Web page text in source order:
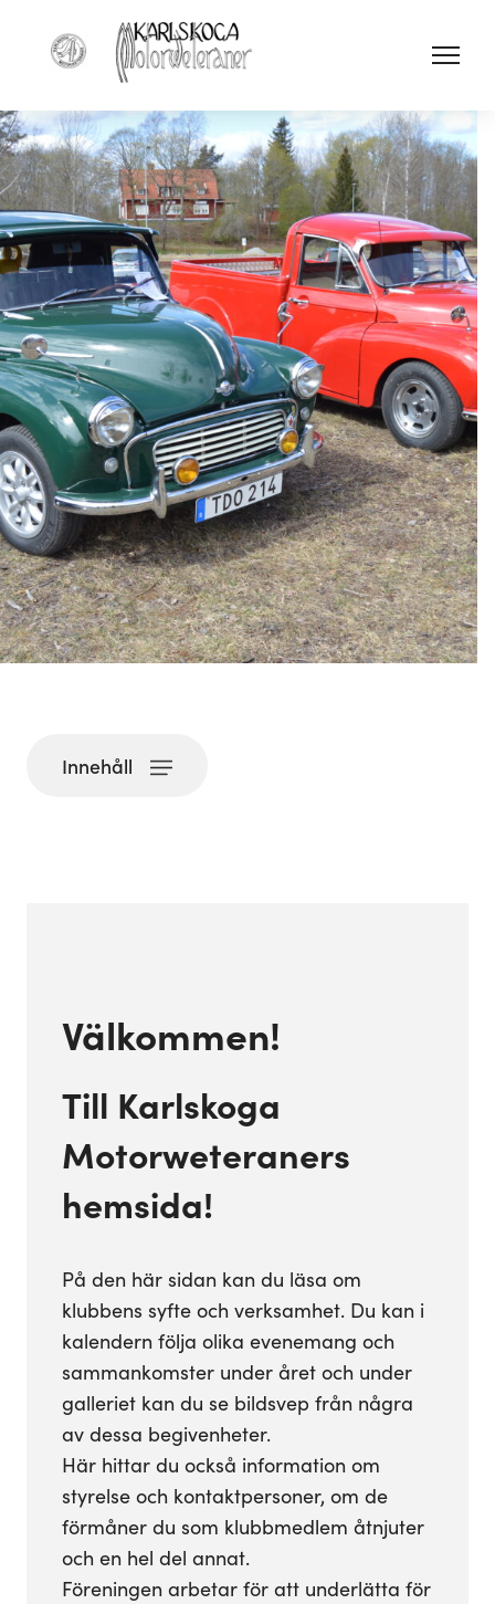
Innehåll
Välkommen!
Till Karlskoga
Motorweteraners
hemsida!
På den här sidan kan du läsa om
klubbens syfte och verksamhet. Du kan i
kalendern följa olika evenemang och
sammankomster under året och under
galleriet kan du se bildsvep från några
av dessa begivenheter.
Här hittar du också information om
styrelse och kontaktpersoner, om de
förmåner du som klubbmedlem åtnjuter
och en hel del annat.
Föreningen arbetar för att underlätta för